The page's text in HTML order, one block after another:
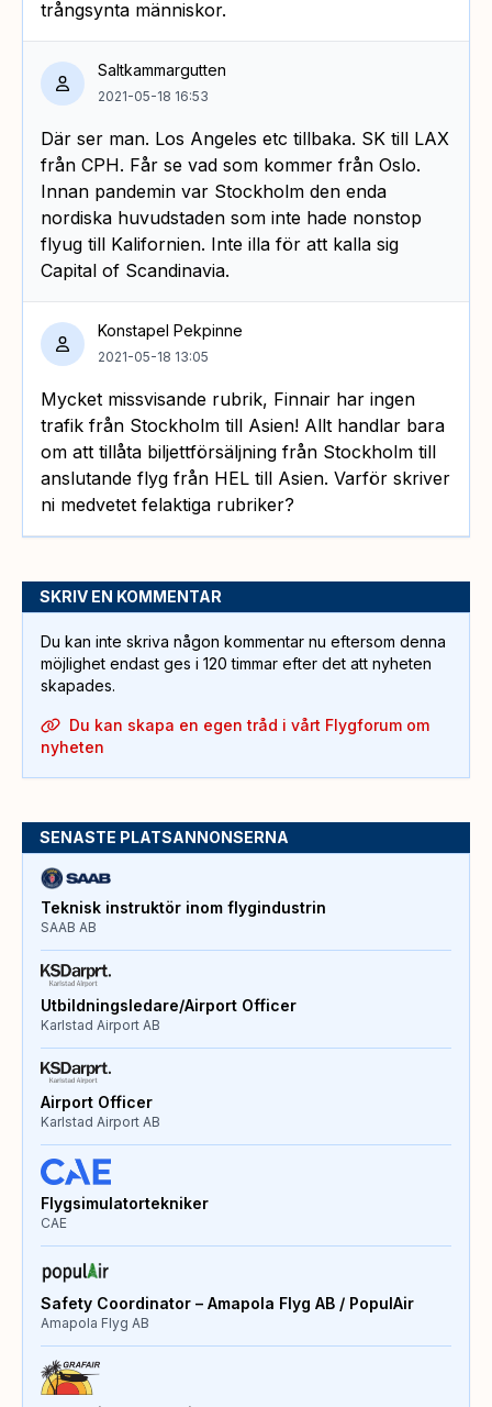
trångsynta människor.
Saltkammargutten
2021-05-18 16:53
Där ser man. Los Angeles etc tillbaka. SK till LAX
från CPH. Får se vad som kommer från Oslo.
Innan pandemin var Stockholm den enda
nordiska huvudstaden som inte hade nonstop
flyug till Kalifornien. Inte illa för att kalla sig
Capital of Scandinavia.
Konstapel Pekpinne
2021-05-18 13:05
Mycket missvisande rubrik, Finnair har ingen
trafik från Stockholm till Asien! Allt handlar bara
om att tillåta biljettförsäljning från Stockholm till
anslutande flyg från HEL till Asien. Varför skriver
ni medvetet felaktiga rubriker?
SKRIV EN KOMMENTAR
Du kan inte skriva någon kommentar nu eftersom denna
möjlighet endast ges i 120 timmar efter det att nyheten
skapades.
Du kan skapa en egen tråd i vårt Flygforum om
nyheten
SENASTE PLATSANNONSERNA
Teknisk instruktör inom flygindustrin
SAAB AB
Utbildningsledare/Airport Officer
Karlstad Airport AB
Airport Officer
Karlstad Airport AB
Flygsimulatortekniker
CAE
Safety Coordinator – Amapola Flyg AB / PopulAir
Amapola Flyg AB